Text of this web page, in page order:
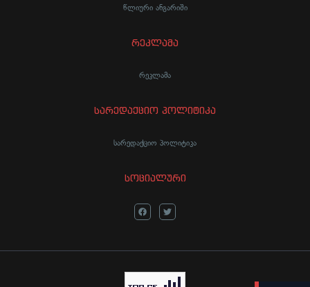
წლიური ანგარიში
რეკლამა
რეკლამა
სარედაქციო პოლიტიკა
სარედაქციო პოლიტიკა
სოციალური